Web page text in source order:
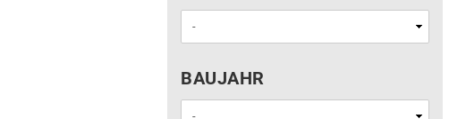
BAUJAHR
BAUJAHR